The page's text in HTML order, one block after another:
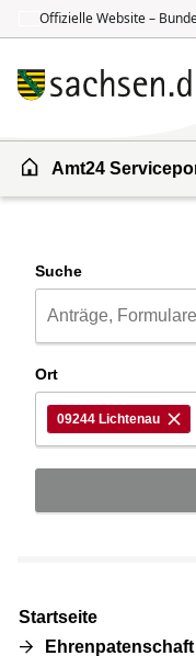
Offizielle Website –
Amt24
Suche
Ort
09244 Lichtenau
Startseite